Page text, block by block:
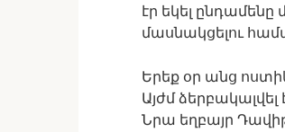
էր եկել
մասնակցելու
Երեք օր անց
Այժմ
Նրա եղբայր